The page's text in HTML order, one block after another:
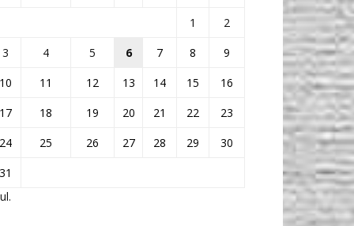
1
2
3
4 5 6 7 8
9
11 12 13 14 15
16
18 19 20 21 22
23
25 26 27 28 29
30